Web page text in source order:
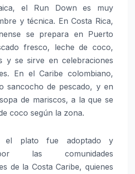
el Run Down es muy
y técnica. En Costa Rica,
se prepara en Puerto
fresco, leche de coco,
y se sirve en celebraciones
En el Caribe colombiano,
sancocho de pescado, y en
de mariscos, a la que se
coco según la zona.
el plato fue adoptado y
las comunidades
de la Costa Caribe, quienes